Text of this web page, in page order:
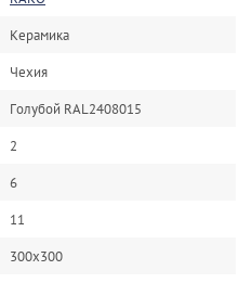
Керамика
Чехия
Голубой RAL2408015
2
6
11
300х300